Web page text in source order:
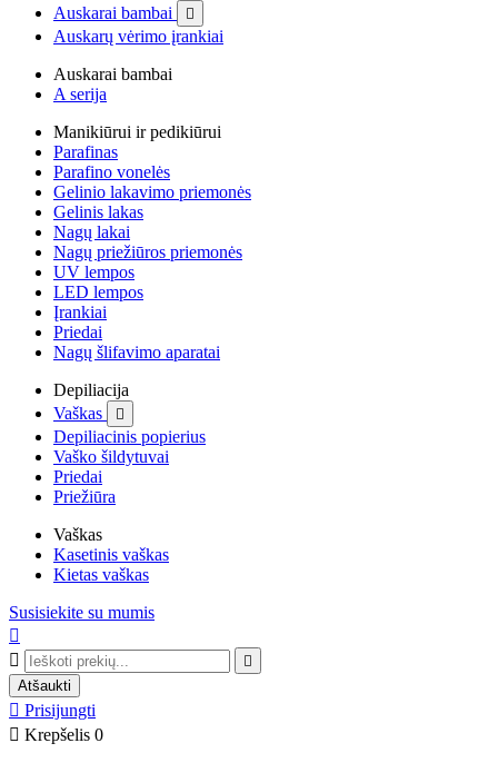
Auskarai bambai

Auskarų vėrimo įrankiai
Auskarai bambai
A serija
Manikiūrui ir pedikiūrui
Parafinas
Parafino vonelės
Gelinio lakavimo priemonės
Gelinis lakas
Nagų lakai
Nagų priežiūros priemonės
UV lempos
LED lempos
Įrankiai
Priedai
Nagų šlifavimo aparatai
Depiliacija
Vaškas

Depiliacinis popierius
Vaško šildytuvai
Priedai
Priežiūra
Vaškas
Kasetinis vaškas
Kietas vaškas
Susisiekite su mumis



Atšaukti
 Prisijungti
 Krepšelis 0